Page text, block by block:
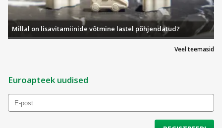
Veel teemasid
Millal on lisavitamiinide võtmine lastel põhjendatud?
Euroapteek uudised